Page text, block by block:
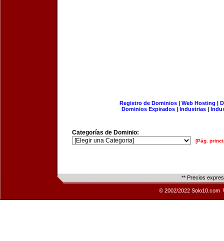
Registro de Dominios| Web Hosting |
Dominios Expirados | Industrias |
Categorías de Dominio:
[Pág.
** Precios
© 2002/2022 Solo10.com